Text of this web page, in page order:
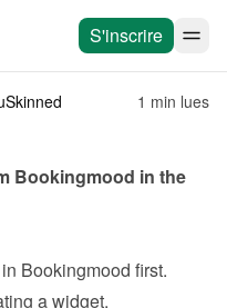
S'inscrire
1 min lues
Bookingmood in the
Bookingmood first.
a widget.